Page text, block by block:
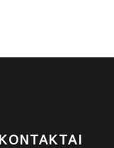
KONTAKTAI